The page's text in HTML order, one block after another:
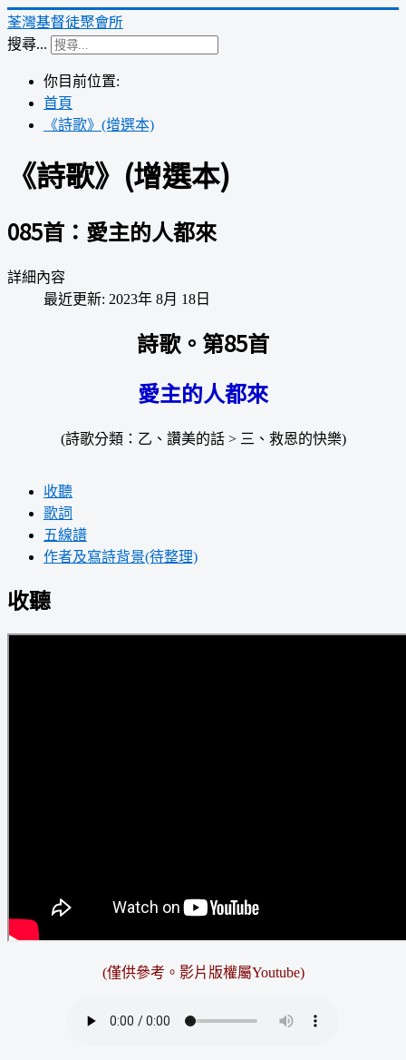
荃灣基督徒聚會所
搜尋...
你目前位置:
首頁
《詩歌》(增選本)
《詩歌》(增選本)
085首：愛主的人都來
詳細內容
最近更新: 2023年 8月 18日
詩歌。第85首
愛主的人都來
(詩歌分類：乙、讚美的話 > 三、救恩的快樂)
收聽
歌詞
五線譜
作者及寫詩背景(待整理)
收聽
(僅供參考。 影片版權屬Youtube)